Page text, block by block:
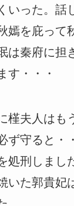
いった。話
嫣を庇って
は秦府に担
す・・・
槿夫人はも
ず守ると・
処刑しまし
いた郭貴妃
。